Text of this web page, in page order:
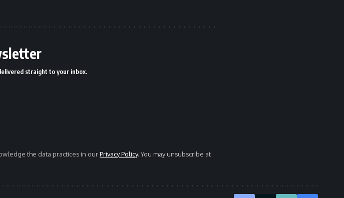
straight to your inbox.
the data practices in ourPrivacy Policy. You may unsubscribe at